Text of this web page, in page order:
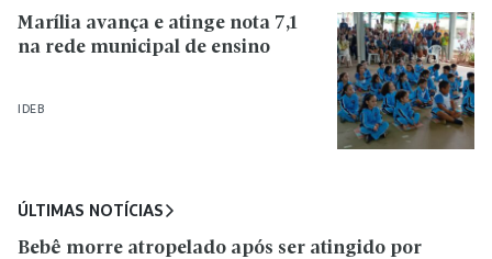
IDEB
Marília avança e atinge nota 7,1
na rede municipal de ensino
ÚLTIMAS NOTÍCIAS
Bebê morre atropelado após ser atingido por